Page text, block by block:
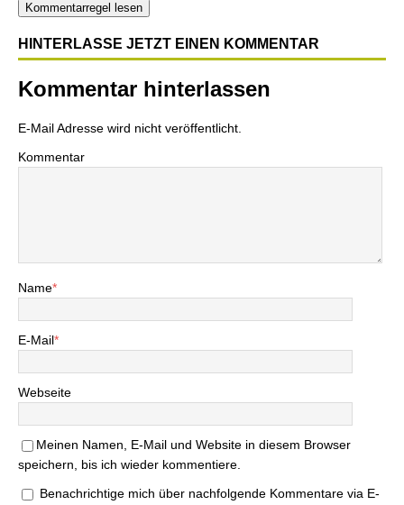
Kommentarregel lesen
HINTERLASSE JETZT EINEN KOMMENTAR
Kommentar hinterlassen
E-Mail Adresse wird nicht veröffentlicht.
Kommentar
Name*
E-Mail*
Webseite
Meinen Namen, E-Mail und Website in diesem Browser
speichern, bis ich wieder kommentiere.
Benachrichtige mich über nachfolgende Kommentare via E-